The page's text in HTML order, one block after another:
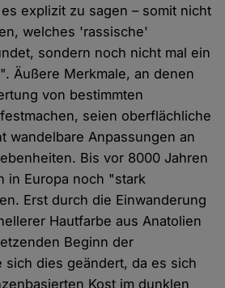
explizit zu sagen – somit nicht
welches 'rassische'
sondern noch nicht mal ein
Äußere Merkmale, an denen
von bestimmten
seien oberflächliche
wandelbare Anpassungen an
Bis vor 8000 Jahren
in Europa noch "stark
Erst durch die Einwanderung
Hautfarbe aus Anatolien
Beginn der
sich dies geändert, da es sich
Kost im dunklen